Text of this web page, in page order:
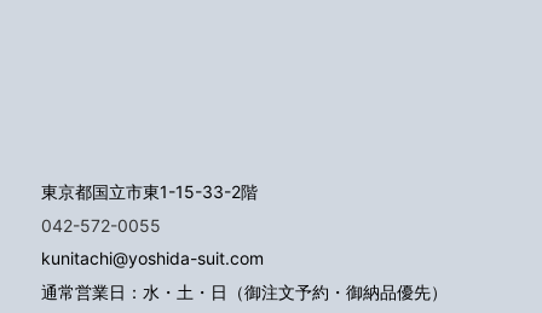
東京都国立市東1-15-33-2階
042-572-0055
kunitachi@yoshida-suit.com
通常営業日：水・土・日（御注文予約・御納品優先）